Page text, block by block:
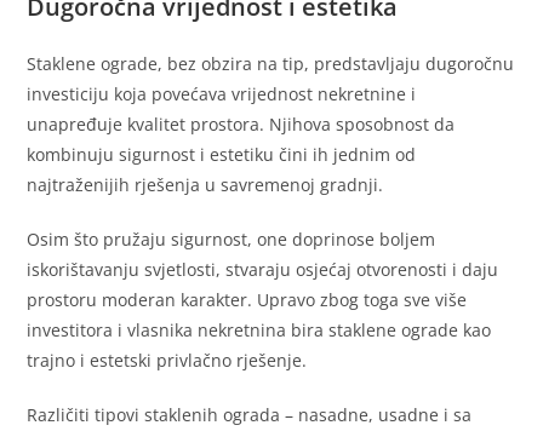
Staklene ograde, bez obzira na tip, predstavljaju dugoročnu
investiciju koja povećava vrijednost nekretnine i
unapređuje kvalitet prostora. Njihova sposobnost da
kombinuju sigurnost i estetiku čini ih jednim od
najtraženijih rješenja u savremenoj gradnji.
Osim što pružaju sigurnost, one doprinose boljem
iskorištavanju svjetlosti, stvaraju osjećaj otvorenosti i daju
prostoru moderan karakter. Upravo zbog toga sve više
investitora i vlasnika nekretnina bira staklene ograde kao
trajno i estetski privlačno rješenje.
Različiti tipovi staklenih ograda – nasadne, usadne i sa